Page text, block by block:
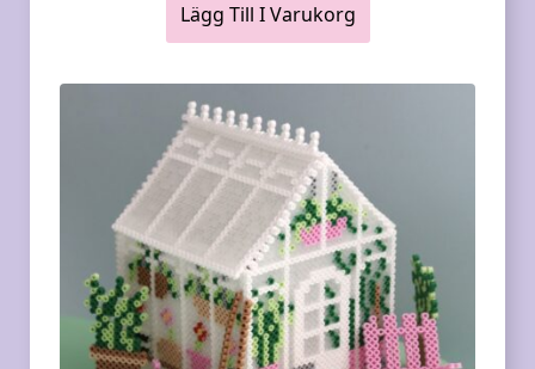
Lägg Till I Varukorg